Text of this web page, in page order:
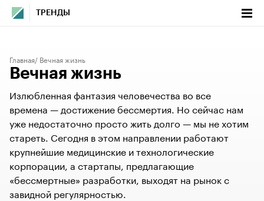
ТРЕНДЫ
Главная Вечная жизнь
Вечная жизнь
Излюбленная фантазия человечества во все
времена — достижение бессмертия. Но сейчас нам
уже недостаточно просто жить долго — мы не хотим
стареть. Сегодня в этом направлении работают
крупнейшие медицинские и технологические
корпорации, а стартапы, предлагающие
«бессмертные» разработки, выходят на рынок с
завидной регулярностью.